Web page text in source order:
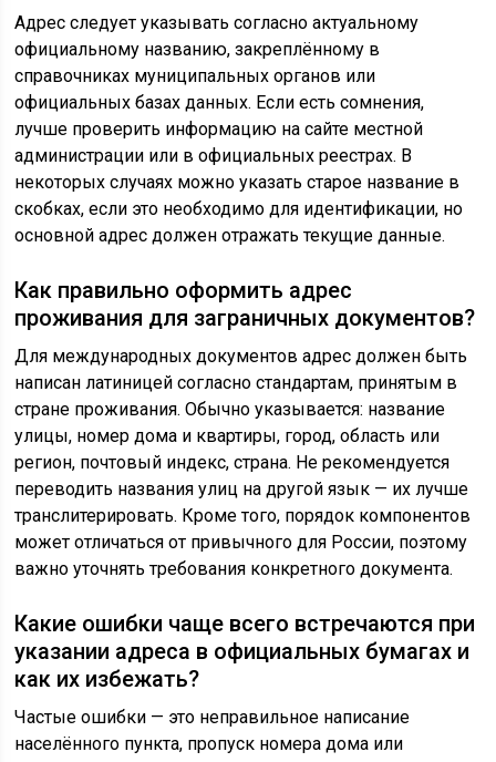
Адрес следует указывать согласно актуальному
официальному названию, закреплённому в
справочниках муниципальных органов или
официальных базах данных. Если есть сомнения,
лучше проверить информацию на сайте местной
администрации или в официальных реестрах. В
некоторых случаях можно указать старое название в
скобках, если это необходимо для идентификации, но
основной адрес должен отражать текущие данные.
Как правильно оформить адрес
проживания для заграничных документов?
Для международных документов адрес должен быть
написан латиницей согласно стандартам, принятым в
стране проживания. Обычно указывается: название
улицы, номер дома и квартиры, город, область или
регион, почтовый индекс, страна. Не рекомендуется
переводить названия улиц на другой язык — их лучше
транслитерировать. Кроме того, порядок компонентов
может отличаться от привычного для России, поэтому
важно уточнять требования конкретного документа.
Какие ошибки чаще всего встречаются при
указании адреса в официальных бумагах и
как их избежать?
Частые ошибки — это неправильное написание
населённого пункта, пропуск номера дома или